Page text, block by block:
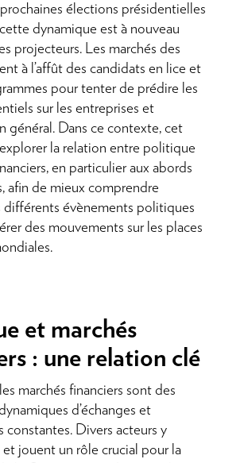
prochaines élections présidentielles
dynamique est à nouveau
projecteurs. Les marchés des
à l’affût des candidats en lice et
pour tenter de prédire les
sur les entreprises et
général. Dans ce contexte, cet
la relation entre politique
en particulier aux abords
afin de mieux comprendre
différents évènements politiques
des mouvements sur les places
et marchés
: une relation clé
marchés financiers sont des
d’échanges et
constantes. Divers acteurs y
jouent un rôle crucial pour la